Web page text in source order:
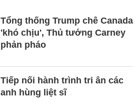
Tổng thống Trump chê Canada
'khó chịu', Thủ tướng Carney
phản pháo
Tiếp nối hành trình tri ân các
anh hùng liệt sĩ